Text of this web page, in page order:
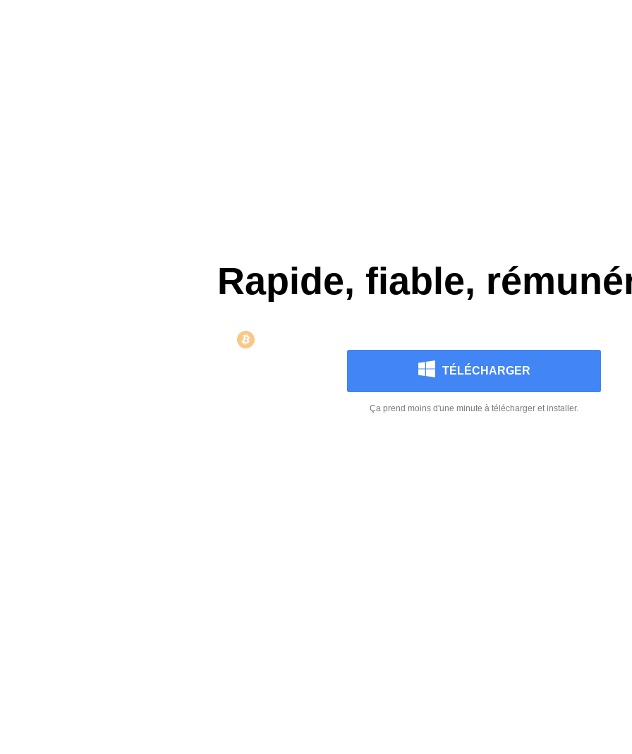
Rapide, fiable,
TÉLÉCHARGER
Ça prend moins d'une minute à télécharger et installer.